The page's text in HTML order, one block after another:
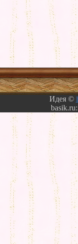
Идея ©